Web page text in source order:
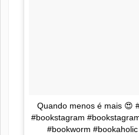
Quando menos é mais 😍
#bookstagram
#bookworm